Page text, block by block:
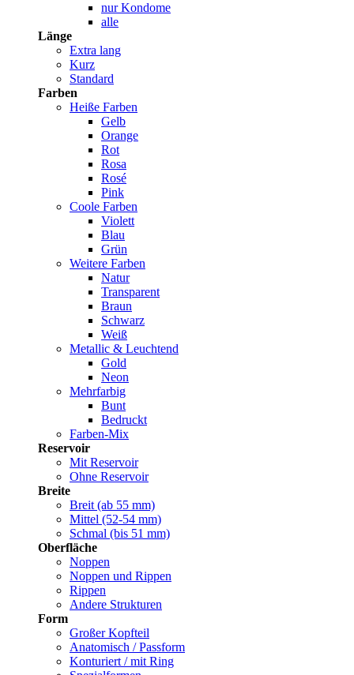
nur Kondome
alle
Länge
Extra lang
Kurz
Standard
Farben
Heiße Farben
Gelb
Orange
Rot
Rosa
Rosé
Pink
Coole Farben
Violett
Blau
Grün
Weitere Farben
Natur
Transparent
Braun
Schwarz
Weiß
Metallic & Leuchtend
Gold
Neon
Mehrfarbig
Bunt
Bedruckt
Farben-Mix
Reservoir
Mit Reservoir
Ohne Reservoir
Breite
Breit (ab 55 mm)
Mittel (52-54 mm)
Schmal (bis 51 mm)
Oberfläche
Noppen
Noppen und Rippen
Rippen
Andere Strukturen
Form
Großer Kopfteil
Anatomisch / Passform
Konturiert / mit Ring